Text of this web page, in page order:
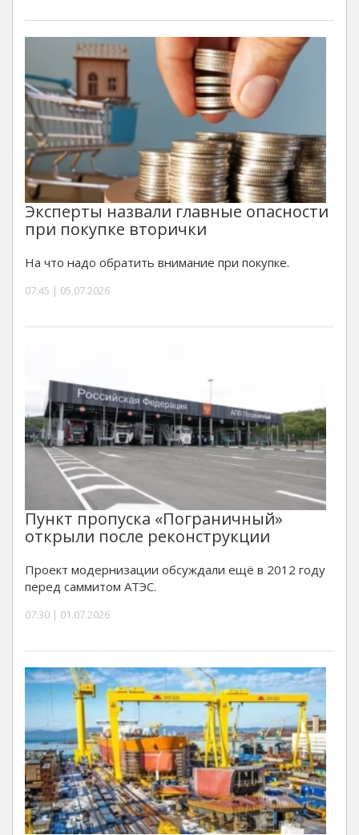
Эксперты назвали главные опасности
при покупке вторички
На что надо обратить внимание при покупке.
07:45 | 05.07.2026
Пункт пропуска «Пограничный»
открыли после реконструкции
Проект модернизации обсуждали ещё в 2012 году
перед саммитом АТЭС.
07:30 | 01.07.2026